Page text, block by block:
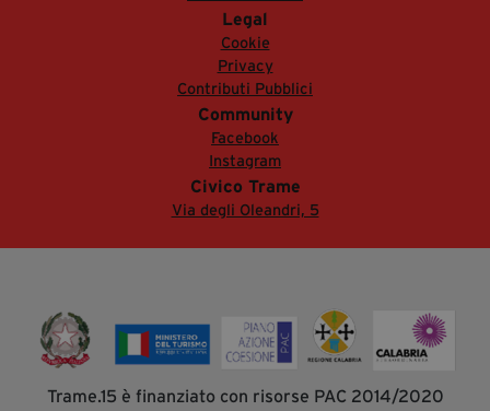
Legal
Cookie
Privacy
Contributi Pubblici
Community
Facebook
Instagram
Civico Trame
Via degli Oleandri, 5
Trame.15 è finanziato con risorse PAC 2014/2020